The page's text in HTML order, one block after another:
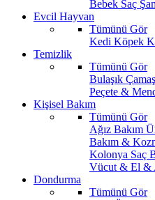
Bebek Saç
Evcil Hayvan
Tümünü Gör
Kedi Köpek
Temizlik
Tümünü Gör
Bulaşık
Peçete &
Kişisel Bakım
Tümünü Gör
Ağız Bakım
Bakım &
Kolonya Saç
Vücut & El &
Dondurma
Tümünü Gör